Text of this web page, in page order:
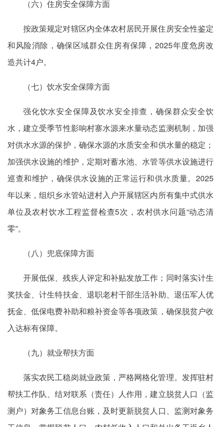
（六）住房安全保障方面
按政策规定对辖区内全体农村居民开展住房安全性鉴定
和风险消除，确保区域群众住房有保障，2025年度危房改
造共计4户。
（七）饮水安全保障方面
强化饮水安全保障及饮水安全排查，确保群众安全饮
水，建立受季节性影响村寨水源来水量动态监测机制，加强
对供水水源的保护，确保水源的水质安全和供水量的稳定；
加强供水设施的维护，定期对蓄水池、水管等供水设施进行
巡查和维护，确保供水设施的正常运行和供水质量。2025
年以来，组织乡水管站进村入户开展辖区内所有集中式供水
单位及农村饮水工程监督检查5次，农村供水问题“动态清
零”。
（八）兜底保障方面
开展低保、残疾人评定和补贴发放工作；同时落实计生
奖扶金、计生特扶金、退职老村干部生活补助、退伍军人优
抚金、低保电费补助和粮补资金等各项政策， 确保脱贫户收
入达标有保障。
（九）就业帮扶方面
落实农民工稳岗就业政策，严格网格化管理。发挥驻村
帮扶工作队、结对联系（责任）人作用，建立脱贫人口（监
测户）对象务工信息台账，及时更新脱贫人口、监测对象务